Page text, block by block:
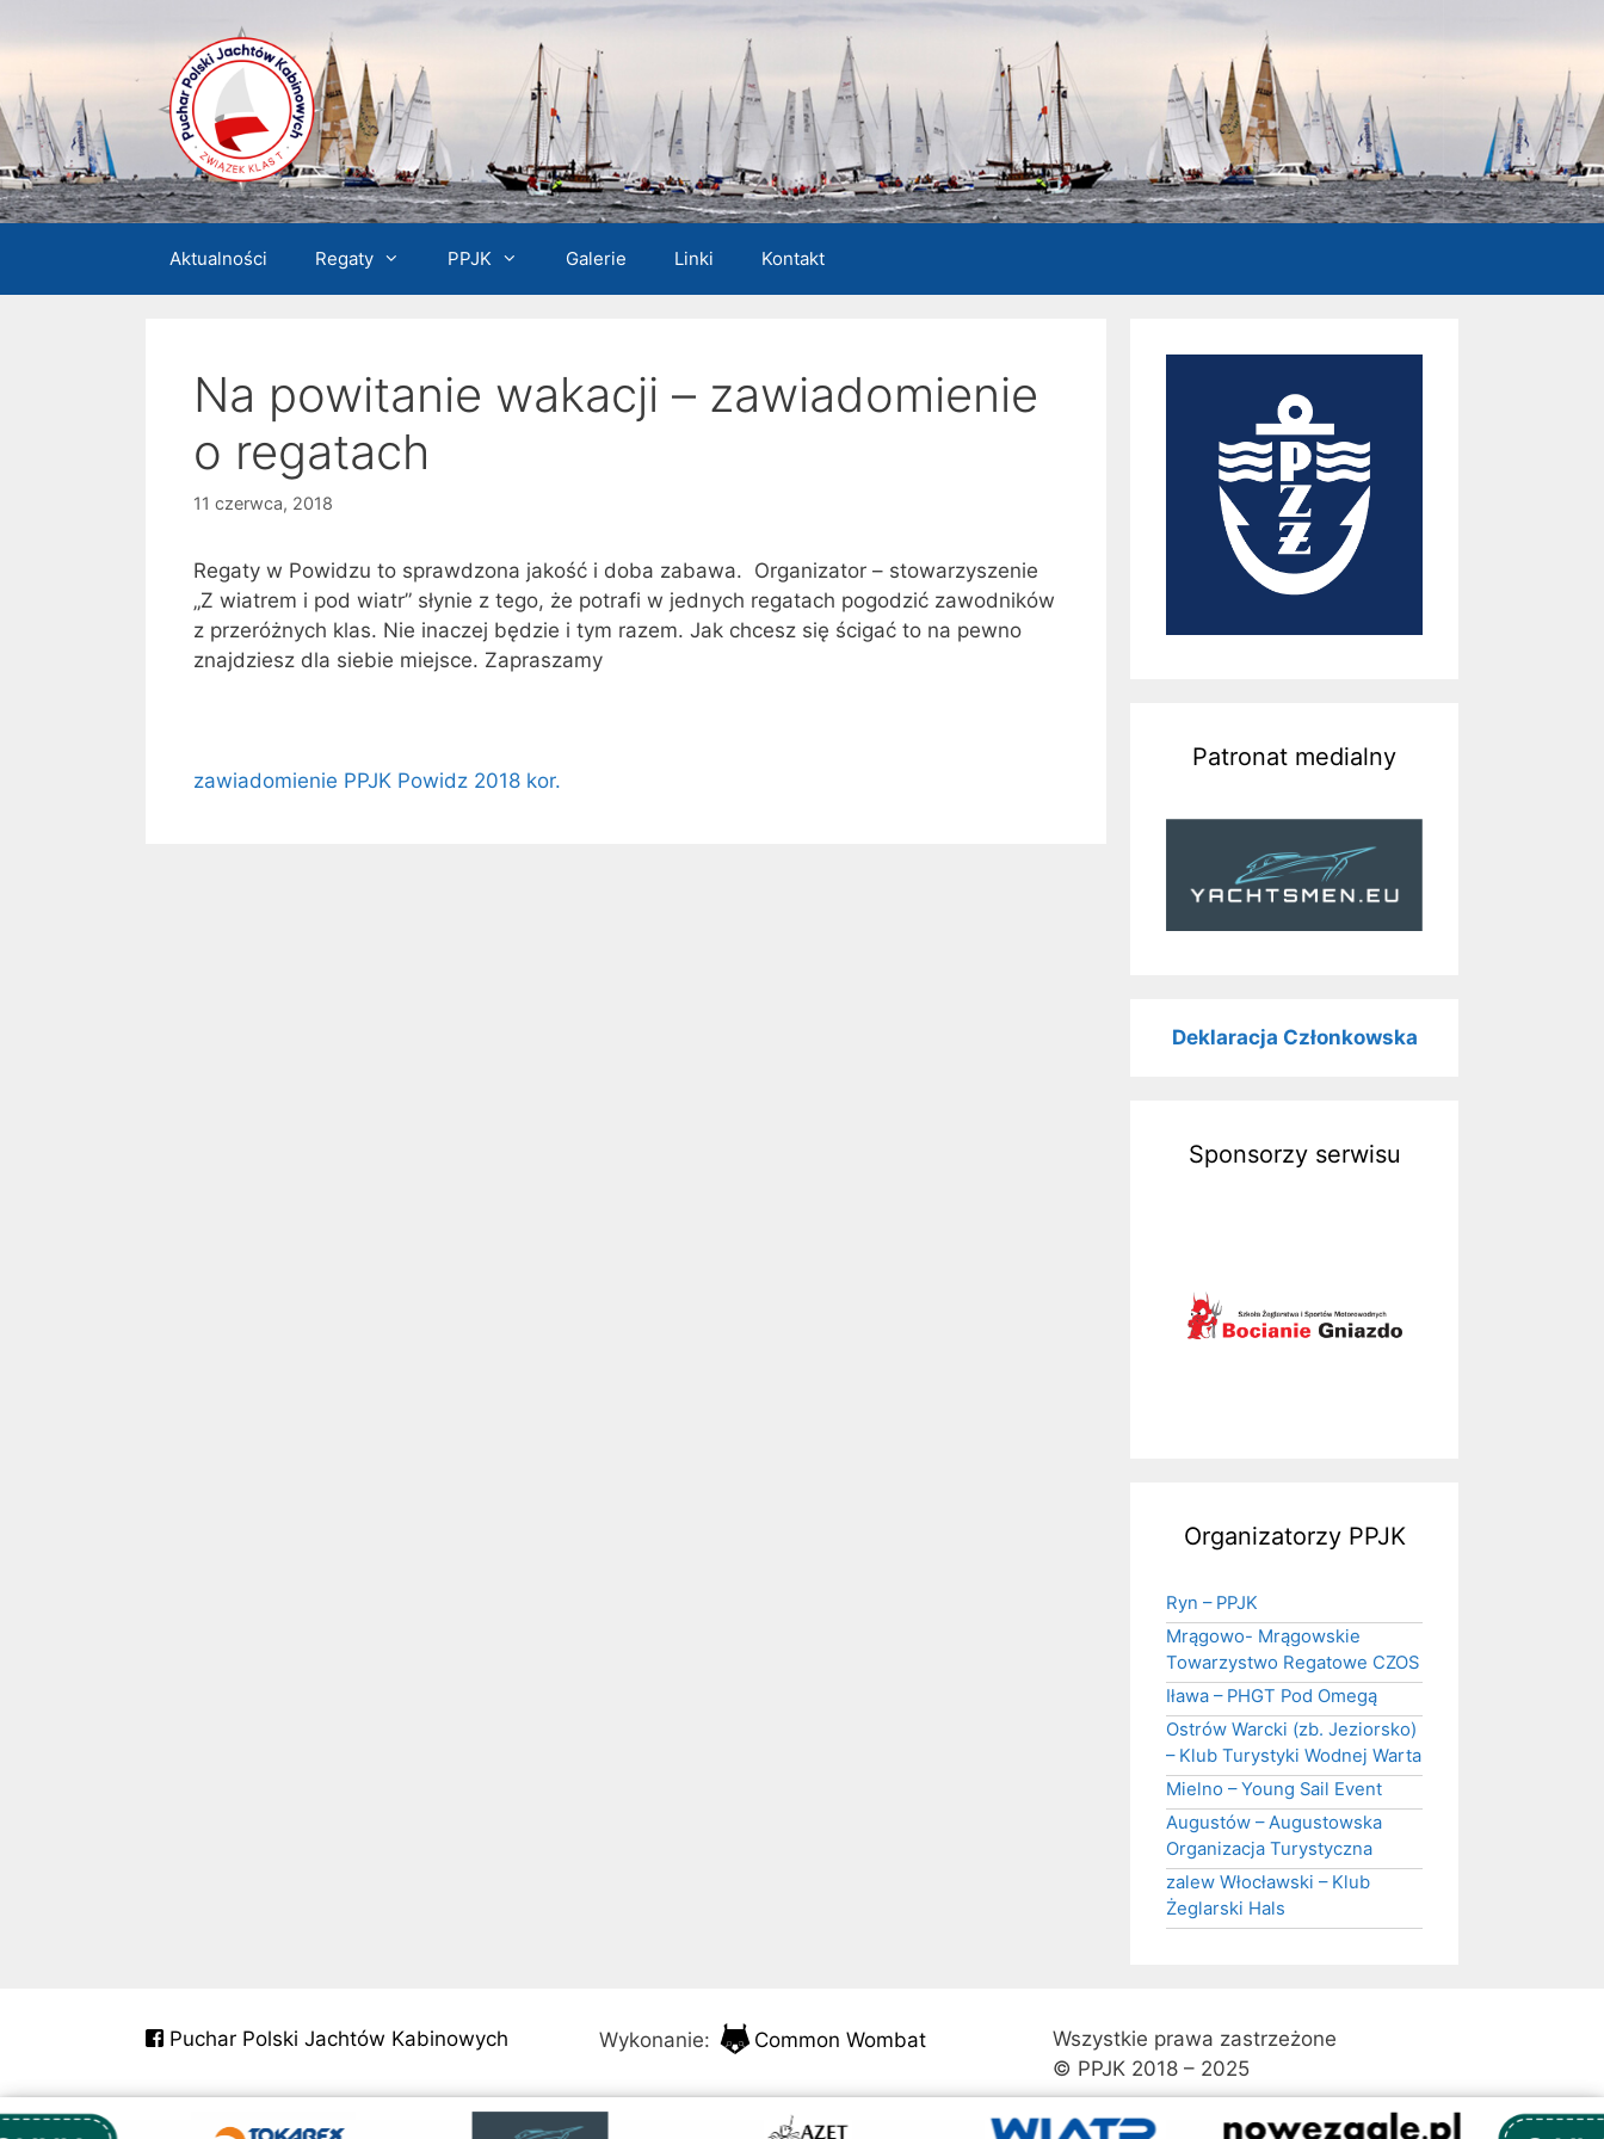
treści
Aktualności Regaty PPJK Galerie Linki Kontakt
Na powitanie wakacji – zawiadomienie
o regatach
11 czerwca, 2018
Regaty w Powidzu to sprawdzona jakość i doba zabawa. Organizator – stowarzyszenie
„Z wiatrem i pod wiatr” słynie z tego, że potrafi w jednych regatach pogodzić zawodników
z przeróżnych klas. Nie inaczej będzie i tym razem. Jak chcesz się ścigać to na pewno
znajdziesz dla siebie miejsce. Zapraszamy
zawiadomienie PPJK Powidz 2018 kor.
Patronat medialny
Deklaracja Członkowska
Sponsorzy serwisu
Organizatorzy PPJK
Ryn – PPJK
Mrągowo- Mrągowskie
Towarzystwo Regatowe CZOS
Iława – PHGT Pod Omegą
Ostrów Warcki (zb. Jeziorsko)
– Klub Turystyki Wodnej Warta
Mielno – Young Sail Event
Augustów – Augustowska
Organizacja Turystyczna
zalew Włocławski – Klub
Żeglarski Hals
Puchar Polski Jachtów Kabinowych Wykonanie: Common Wombat
Wszystkie prawa zastrzeżone
© PPJK 2018 – 2025